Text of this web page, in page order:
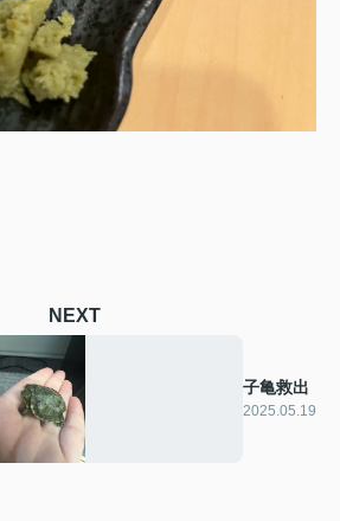
NEXT
子亀救出
2025.05.19